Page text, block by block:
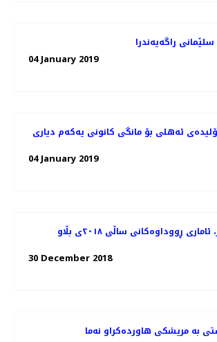
04 January 2019
ئەهلی بۆ مانگی كانونی یەكەم دیاری
04 January 2019
پۆلیسی هەولێر، ئاماری ڕووداوەكانی ساڵی ٢٠١٨ی بڵاو
30 December 2018